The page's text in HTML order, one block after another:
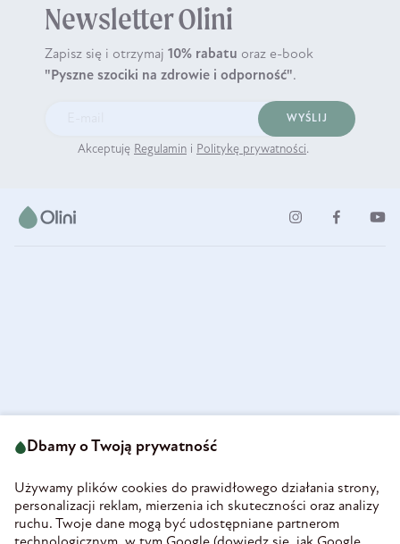
Newsletter Olini
Zapisz się i otrzymaj 10% rabatu oraz e-book
"Pyszne szociki na zdrowie i odporność".
WYŚLIJ
Akceptuję Regulamin i Politykę prywatności.
58-160 Świebodzice
REGON 890213034
INFORMACJE
Dbamy o Twoją prywatność
Używamy plików cookies do prawidłowego działania strony,
personalizacji reklam, mierzenia ich skuteczności oraz analizy
ruchu. Twoje dane mogą być udostępniane partnerom